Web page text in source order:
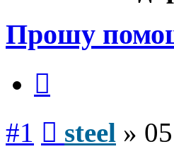
Прошу
#1 steel »